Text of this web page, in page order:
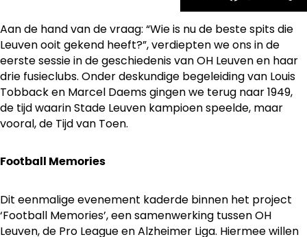
Aan de hand van de vraag: “Wie is nu de beste spits die
Leuven ooit gekend heeft?”, verdiepten we ons in de
eerste sessie in de geschiedenis van OH Leuven en haar
drie fusieclubs. Onder deskundige begeleiding van Louis
Tobback en Marcel Daems gingen we terug naar 1949,
de tijd waarin Stade Leuven kampioen speelde, maar
vooral, de Tijd van Toen.
Football Memories
Dit eenmalige evenement kaderde binnen het project
‘Football Memories’, een samenwerking tussen OH
Leuven, de Pro League en Alzheimer Liga. Hiermee willen